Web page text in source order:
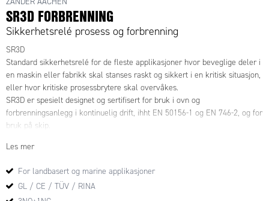
SR3D FORBRENNING
Sikkerhetsrelé prosess og forbrenning
SR3D
Standard sikkerhetsrelé for de fleste applikasjoner hvor beveglige deler i
en maskin eller fabrikk skal stanses raskt og sikkert i en kritisk situasjon,
eller hvor kritiske prosessbrytere skal overvåkes.
SR3D er spesielt designet og sertifisert for bruk i ovn og
forbrenningsanlegg i kontinuelig drift, ihht EN 50156-1 og EN 746-2, og for
bruk på skip.
3 sikre redundante reléutganger + 1 signalutgang
For bruk med:
Les mer
For landbasert og marine applikasjoner
GL / CE / TÜV / RINA